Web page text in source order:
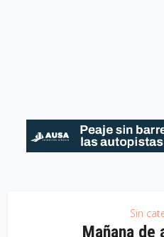
Sin
Mañana de